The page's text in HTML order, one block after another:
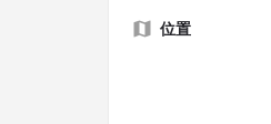
位置